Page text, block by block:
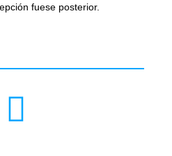
fuese posterior.